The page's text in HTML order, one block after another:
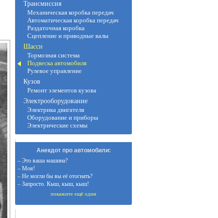
Трансмиссия
Механическая коробка передач
Автоматическая коробка передач
Раздаточная коробка
Сцепление и приводные валы
Шасси
Тормозная система
Подвеска автомобиля
Рулевое управление
Кузов
Ремонт элементов кузова
Электрооборудование
Электрика двигателя
Оборудование и приборы
Электрические схемы
Анекдот про автомобили:
– Это ваша машина?
– Моя!
– Не могли бы вы её отогнать?
– Запросто. Кыш, кыш, кыш!
покажите ещё один